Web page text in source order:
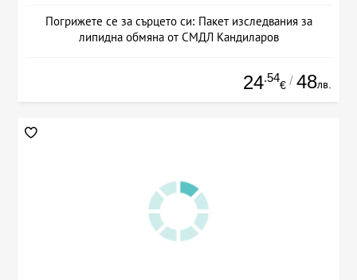
Погрижете се за сърцето си: Пакет изследвания за
липидна обмяна от СМДЛ Кандиларов
24.54
€ / 48лв.